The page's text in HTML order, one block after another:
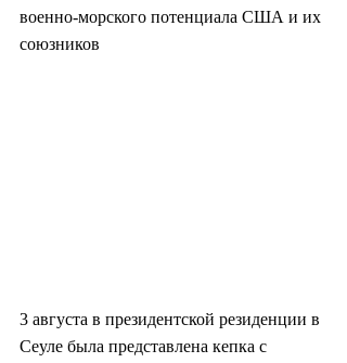
военно-морского потенциала США и их
союзников
3 августа в президентской резиденции в
Сеуле была представлена кепка с